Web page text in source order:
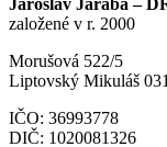
založené v r. 2000
Morušová 522/5
Liptovský Mikuláš
IČO: 36993778
DIČ: 1020081326